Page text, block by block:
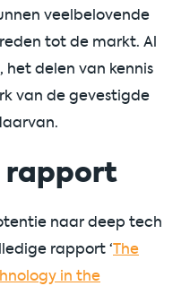
veelbelovende
tot de markt. Al
delen van kennis
van de gevestigde
rapport
naar deep tech
rapport ‘The
in the